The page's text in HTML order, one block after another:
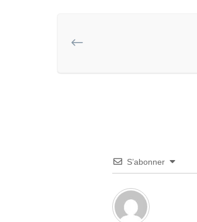
S’abonner